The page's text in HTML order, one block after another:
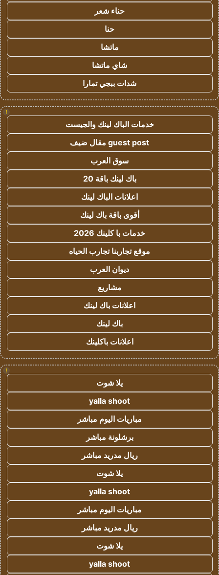
حناء شعر
حنا
ماتشا
شاي ماتشا
شدات ببجي تمارا
!
خدمات الباك لينك والجيست
guest post مقال ضيف
سوق العرب
باك لينك باقة 20
اعلانات الباك لينك
أقوى باقة باك لينك
خدمات با كلينك 2026
موقع تجاربنا تجارب الحياه
ديوان العرب
مشاريع
اعلانات باك لينك
باك لينك
اعلانات باكلينك
!
يلا شوت
yalla shoot
مباريات اليوم مباشر
برشلونة مباشر
ريال مدريد مباشر
يلا شوت
yalla shoot
مباريات اليوم مباشر
ريال مدريد مباشر
يلا شوت
yalla shoot